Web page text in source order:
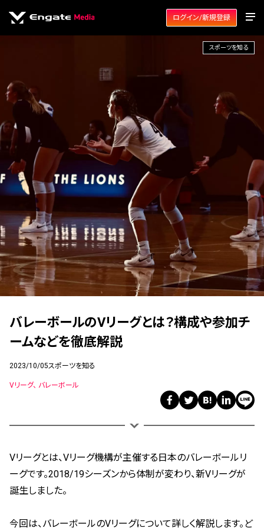
ログイン/新規登録
スポーツを知る
バレーボールのVリーグとは？構成や参加チ
ームなどを徹底解説
2023/10/05スポーツを知る
Vリーグ バレーボール
Vリーグとは、Vリーグ機構が主催する日本のバレーボールリ
ーグです。2018/19シーズンから体制が変わり、新Vリーグが
誕生しました。
今回は、バレーボールのVリーグについて詳しく解説します。ど